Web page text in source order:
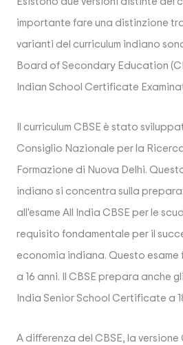
importante fare una distinzione
varianti del curriculum indiano
Board of Secondary Education
Indian School Certificate
Il curriculum CBSE è stato
Consiglio Nazionale per la
Formazione di Nuova Delhi.
indiano si concentra sulla
all'esame All India CBSE per le
requisito fondamentale per il
economia indiana. Questo esame
a 16 anni. Il CBSE prepara anche
India Senior School Certificate a
A differenza del CBSE, la versione